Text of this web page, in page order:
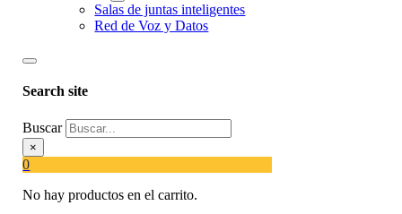
Salas de juntas inteligentes
Red de Voz y Datos
Search site
Buscar
×
0
No hay productos en el carrito.